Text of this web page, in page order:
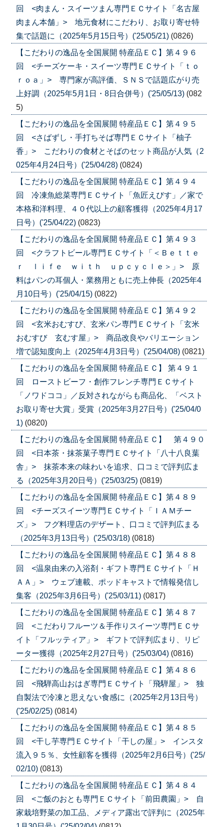
回 <肉まん・スイーツまん専門ＥＣサイト「名古屋
肉まん本舗」> 地元食材にこだわり、お取り寄せ特
集で話題に（2025年5月15日号）('25/05/21) (0826)
【こだわりの逸品を全国展開 特産品ＥＣ】第４９６
回 <チーズケーキ・スイーツ専門ＥＣサイト「ｔｏ
ｒｏａ」> 専門家が高評価、ＳＮＳで話題広がり売
上好調（2025年5月1日・8日合併号）('25/05/13) (082
5)
【こだわりの逸品を全国展開 特産品ＥＣ】第４９５
回 <さばずし・手打ちそば専門ＥＣサイト「柚子
香」> こだわりの食材とそばのセット商品が人気（2
025年4月24日号）('25/04/28) (0824)
【こだわりの逸品を全国展開 特産品ＥＣ】第４９４
回 冷凍魚総菜専門ＥＣサイト「魚匠えびす」／家で
本格和洋料理、４０代以上の顧客獲得（2025年4月17
日号）('25/04/22) (0823)
【こだわりの逸品を全国展開 特産品ＥＣ】第４９３
回 <クラフトビール専門ＥＣサイト「＜Ｂｅｔｔｅ
ｒ ｌｉｆｅ ｗｉｔｈ ｕｐｃｙｃｌｅ＞」> 原
料はパンの耳個人・業務用ともに売上伸長（2025年4
月10日号）('25/04/15) (0822)
【こだわりの逸品を全国展開 特産品ＥＣ】第４９２
回 <玄米おむすび、玄米パン専門ＥＣサイト「玄米
おむすび 玄むす屋」> 商品改良やバリエーション
増で認知度向上（2025年4月3日号）('25/04/08) (0821)
【こだわりの逸品を全国展開 特産品ＥＣ】 第４９１
回 ローストビーフ・創作フレンチ専門ＥＣサイト
「ノワドココ」／反対されながらも商品化、「ベスト
お取り寄せ大賞」受賞（2025年3月27日号）('25/04/0
1) (0820)
【こだわりの逸品を全国展開 特産品ＥＣ】 第４９０
回 <日本茶・抹茶菓子専門ＥＣサイト「八十八良葉
舎」> 抹茶本来の味わいを追求、口コミで評判広ま
る（2025年3月20日号）('25/03/25) (0819)
【こだわりの逸品を全国展開 特産品ＥＣ】第４８９
回 <チーズスイーツ専門ＥＣサイト「ＩＡＭチー
ズ」> フグ料理店のデザート、口コミで評判広まる
（2025年3月13日号）('25/03/18) (0818)
【こだわりの逸品を全国展開 特産品ＥＣ】第４８８
回 <温泉由来の入浴剤・ギフト専門ＥＣサイト「Ｈ
ＡＡ」> ウェブ連載、ポッドキャストで情報発信し
集客（2025年3月6日号）('25/03/11) (0817)
【こだわりの逸品を全国展開 特産品ＥＣ】第４８７
回 <こだわりフルーツ＆手作りスイーツ専門ＥＣサ
イト「フルッティア」> ギフトで評判広まり、リピ
ーター獲得（2025年2月27日号）('25/03/04) (0816)
【こだわりの逸品を全国展開 特産品ＥＣ】第４８６
回 <飛騨高山おはぎ専門ＥＣサイト「飛騨屋」> 独
自製法で冷凍と思えない食感に（2025年2月13日号）
('25/02/25) (0814)
【こだわりの逸品を全国展開 特産品ＥＣ】第４８５
回 <干し芋専門ＥＣサイト「干しの屋」> インスタ
流入９５％、女性顧客を獲得（2025年2月6日号）('25/
02/10) (0813)
【こだわりの逸品を全国展開 特産品ＥＣ】第４８４
回 <ご飯のおとも専門ＥＣサイト「前田農園」> 自
家栽培野菜の加工品、メディア露出で評判に（2025年